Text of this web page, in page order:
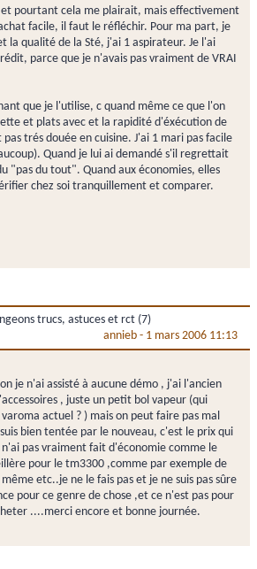
et pourtant cela me plairait, mais effectivement
facile, il faut le réfléchir. Pour ma part, je
la qualité de la Sté, j'ai 1 aspirateur. Je l'ai
parce que je n'avais pas vraiment de VRAI
que je l'utilise, c quand même ce que l'on
et plats avec et la rapidité d'éxécution de
trés douée en cuisine. J'ai 1 mari pas facile
Quand je lui ai demandé s'il regrettait
"pas du tout". Quand aux économies, elles
chez soi tranquillement et comparer.
trucs, astuces et rct (7)
annieb - 1 mars 2006 11:13
je n'ai assisté à aucune démo , j'ai l'ancien
, juste un petit bol vapeur (qui
actuel ? ) mais on peut faire pas mal
bien tentée par le nouveau, c'est le prix qui
pas vraiment fait d'économie comme le
pour le tm3300 ,comme par exemple de
etc..je ne le fais pas et je ne suis pas sûre
pour ce genre de chose ,et ce n'est pas pour
....merci encore et bonne journée.